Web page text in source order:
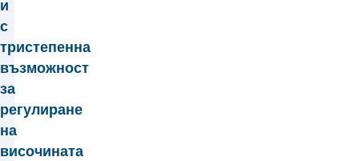
и
с
тристепенна
възможност
за
регулиране
на
височината